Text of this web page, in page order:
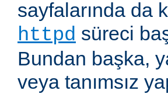
sayfalarında da
httpd süreci
Bundan başka,
veya tanımsız